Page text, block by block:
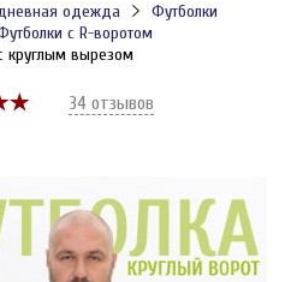
одежда
Футболки
с R-воротом
круглым вырезом
34 отзывов